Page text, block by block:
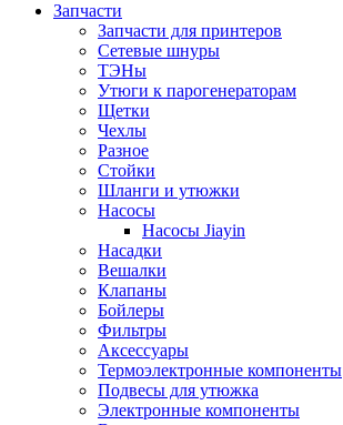
Запчасти
Запчасти для принтеров
Сетевые шнуры
ТЭНы
Утюги к парогенераторам
Щетки
Чехлы
Разное
Стойки
Шланги и утюжки
Насосы
Насосы Jiayin
Насадки
Вешалки
Клапаны
Бойлеры
Фильтры
Аксессуары
Термоэлектронные компоненты
Подвесы для утюжка
Электронные компоненты